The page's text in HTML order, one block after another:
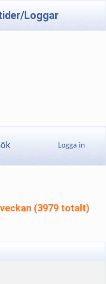
Loggar
Logga in
(3979 totalt)